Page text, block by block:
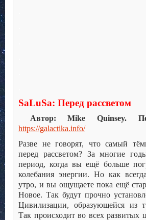
SaLuSa: Перед рассветом
Автор: Mike Quinsey.
https://galactika.info/
Разве не говорят, что самый
перед рассветом? За многие
период, когда вы ещё больше
колебания энергии. Но как
утро, и вы ощущаете пока ещё
Новое. Так будут прочно
Цивилизации, образующейся из
Так происходит во всех развитых